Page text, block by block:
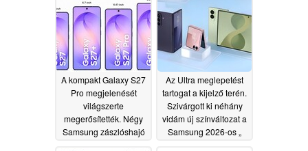
Samsung iPhone Ultra-
val versengő
készülékére
vonatkozóan06/29/2026
06/26/2026
A kompakt Galaxy S27
Pro megjelenését
világszerte
megerősítették. Négy
Samsung zászlóshajó
Az Ultra meglepetést
tartogat a kijelző terén.
Szivárgott ki néhány
vidám új színváltozat a
Samsung 2026-os „